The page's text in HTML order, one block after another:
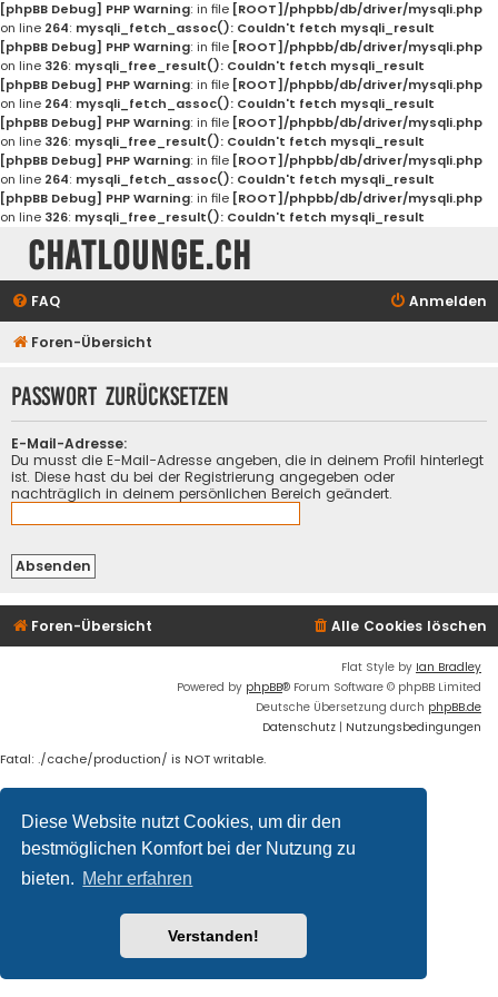
Diese Website nutzt Cookies, um dir den
bestmöglichen Komfort bei der Nutzung zu
bieten. Mehr erfahren
Verstanden!
[phpBB Debug] PHP Warning: in file [ROOT]/phpbb/db/driver/mysqli.php
on line 264: mysqli_fetch_assoc(): Couldn't fetch mysqli_result
[phpBB Debug] PHP Warning: in file [ROOT]/phpbb/db/driver/mysqli.php
on line 326: mysqli_free_result(): Couldn't fetch mysqli_result
[phpBB Debug] PHP Warning: in file [ROOT]/phpbb/db/driver/mysqli.php
on line 264: mysqli_fetch_assoc(): Couldn't fetch mysqli_result
[phpBB Debug] PHP Warning: in file [ROOT]/phpbb/db/driver/mysqli.php
on line 326: mysqli_free_result(): Couldn't fetch mysqli_result
[phpBB Debug] PHP Warning: in file [ROOT]/phpbb/db/driver/mysqli.php
on line 264: mysqli_fetch_assoc(): Couldn't fetch mysqli_result
[phpBB Debug] PHP Warning: in file [ROOT]/phpbb/db/driver/mysqli.php
on line 326: mysqli_free_result(): Couldn't fetch mysqli_result
Chatlounge.ch
FAQ Anmelden
Foren-Übersicht
Passwort zurücksetzen
E-Mail-Adresse:
Du musst die E-Mail-Adresse angeben, die in deinem Profil hinterlegt
ist. Diese hast du bei der Registrierung angegeben oder
nachträglich in deinem persönlichen Bereich geändert.
Foren-Übersicht Alle Cookies löschen
Flat Style by Ian Bradley
Powered by phpBB® Forum Software © phpBB Limited
Deutsche Übersetzung durch phpBB.de
Datenschutz | Nutzungsbedingungen
Fatal: ./cache/production/ is NOT writable.